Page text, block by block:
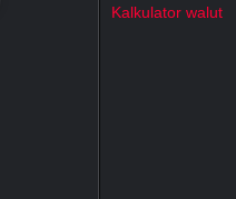
Kalkulator walut